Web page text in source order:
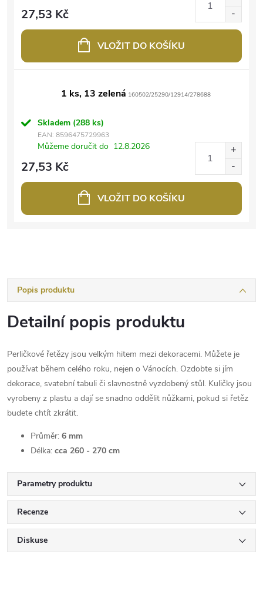
27,53 Kč
VLOŽIT DO KOŠÍKU
1 ks, 13 zelená 160502/25290/12914/278688
Skladem (288 ks)
EAN: 8596475729963
Můžeme doručit do 12.8.2026
27,53 Kč
VLOŽIT DO KOŠÍKU
Popis produktu
Detailní popis produktu
Perličkové řetězy jsou velkým hitem mezi dekoracemi. Můžete je
používat během celého roku, nejen o Vánocích. Ozdobte si jím
dekorace, svatební tabuli či slavnostně vyzdobený stůl. Kuličky jsou
vyrobeny z plastu a dají se snadno oddělit nůžkami, pokud si řetěz
budete chtít zkrátit.
Průměr: 6 mm
Délka: cca 260 - 270 cm
Parametry produktu
Recenze
Diskuse